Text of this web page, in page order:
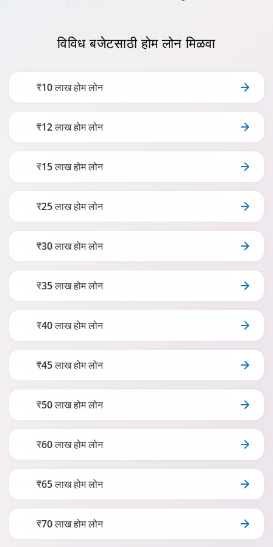
विविध बजेटसाठीहोम लोन मिळवा
₹10 लाख होम लोन
₹12 लाख होम लोन
₹15 लाख होम लोन
₹25 लाख होम लोन
₹30 लाख होम लोन
₹35 लाख होम लोन
₹40 लाख होम लोन
₹45 लाख होम लोन
₹50 लाख होम लोन
₹60 लाख होम लोन
₹65 लाख होम लोन
₹70 लाख होम लोन